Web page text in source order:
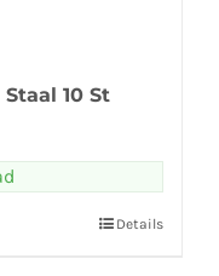
10 St
Details